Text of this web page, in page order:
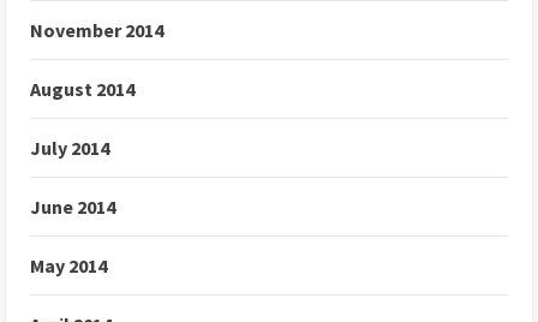
November 2014
August 2014
July 2014
June 2014
May 2014